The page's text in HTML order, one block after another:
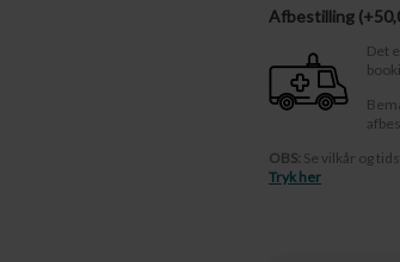
Afbestilling (
Det
OBS: Se vilkår og
Tryk her